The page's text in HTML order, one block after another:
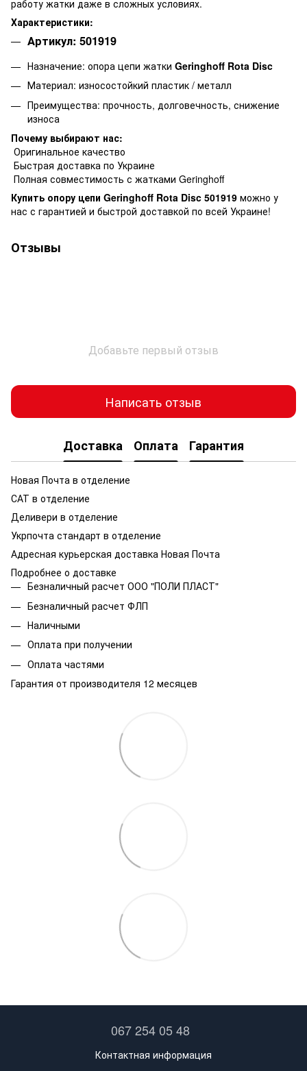
работу жатки даже в сложных условиях.
Характеристики:
Артикул: 501919
Назначение: опора цепи жатки Geringhoff Rota Disc
Материал: износостойкий пластик / металл
Преимущества: прочность, долговечность, снижение
износа
Почему выбирают нас:
Оригинальное качество
Быстрая доставка по Украине
Полная совместимость с жатками Geringhoff
Купить опору цепи Geringhoff Rota Disc 501919 можно у
нас с гарантией и быстрой доставкой по всей Украине!
Отзывы
Добавьте первый отзыв
Написать отзыв
Доставка Оплата Гарантия
Новая Почта в отделение
САТ в отделение
Деливери в отделение
Укрпочта стандарт в отделение
Адресная курьерская доставка Новая Почта
Подробнее о доставке
Безналичный расчет ООО "ПОЛИ ПЛАСТ"
Безналичный расчет ФЛП
Наличными
Оплата при получении
Оплата частями
Гарантия от производителя 12 месяцев
067 254 05 48
Контактная информация